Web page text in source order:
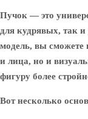
Пучок — это
для кудрявых, так
модель, вы сможете
и лица, но и
фигуру более
Вот несколько